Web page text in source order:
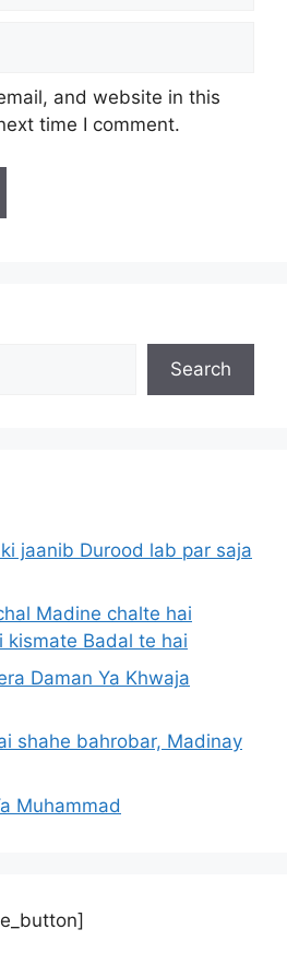
and website in this
time I comment.
Search
jaanib Durood lab par saja
Madine chalte hai
kismate Badal te hai
Daman Ya Khwaja
shahe bahrobar, Madinay
Muhammad